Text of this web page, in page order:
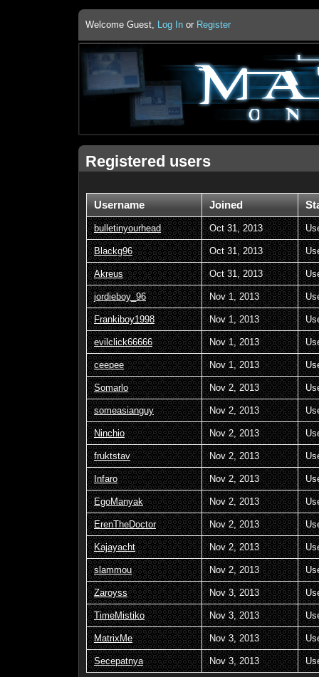
Welcome Guest, Log In or Register
Registered users
Username Joined
bulletinyourhead Oct 31, 2013
Blackg96 Oct 31, 2013
Akreus Oct 31, 2013
jordieboy_96 Nov 1, 2013
Frankiboy1998 Nov 1, 2013
evilclick66666 Nov 1, 2013
ceepee Nov 1, 2013
Somarlo Nov 2, 2013
someasianguy Nov 2, 2013
Ninchio Nov 2, 2013
fruktstav Nov 2, 2013
Infaro Nov 2, 2013
EgoManyak Nov 2, 2013
ErenTheDoctor Nov 2, 2013
Kajayacht Nov 2, 2013
slammou Nov 2, 2013
Zaroyss Nov 3, 2013
TimeMistiko Nov 3, 2013
MatrixMe Nov 3, 2013
Secepatnya Nov 3, 2013